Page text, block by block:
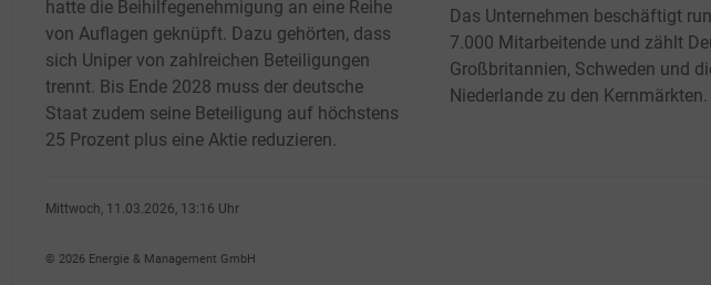
hatte die Beihilfegenehmigung an eine Reihe
von Auflagen geknüpft. Dazu gehörten, dass
sich Uniper von zahlreichen Beteiligungen
trennt. Bis Ende 2028 muss der deutsche
Staat zudem seine Beteiligung auf höchstens
25 Prozent plus eine Aktie reduzieren.
Das Unternehmen beschäftigt
7.000 Mitarbeitende und zählt
Großbritannien, Schweden und
Niederlande zu den Kernmärkten.
Mittwoch, 11.03.2026, 13:16 Uhr
© 2026 Energie & Management GmbH